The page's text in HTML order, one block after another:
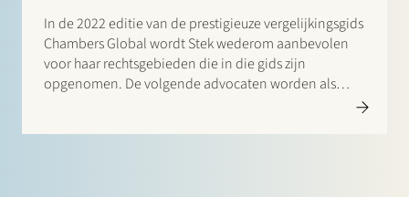
In de 2022 editie van de prestigieuze vergelijkingsgids
Chambers Global wordt Stek wederom aanbevolen
voor haar rechtsgebieden die in die gids zijn
opgenomen. De volgende advocaten worden als